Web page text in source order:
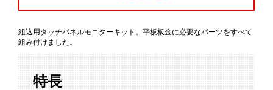
組込用タッチパネルモニターキット。平板板金に必要なパーツをすべて
組み付けました。
特長